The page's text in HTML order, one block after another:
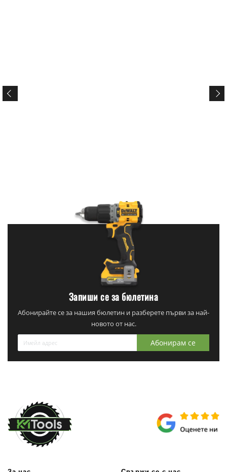
Запиши се за бюлетина
Абонирайте се за нашия бюлетин и разберете първи за най-
новото от нас.
Абонирам се